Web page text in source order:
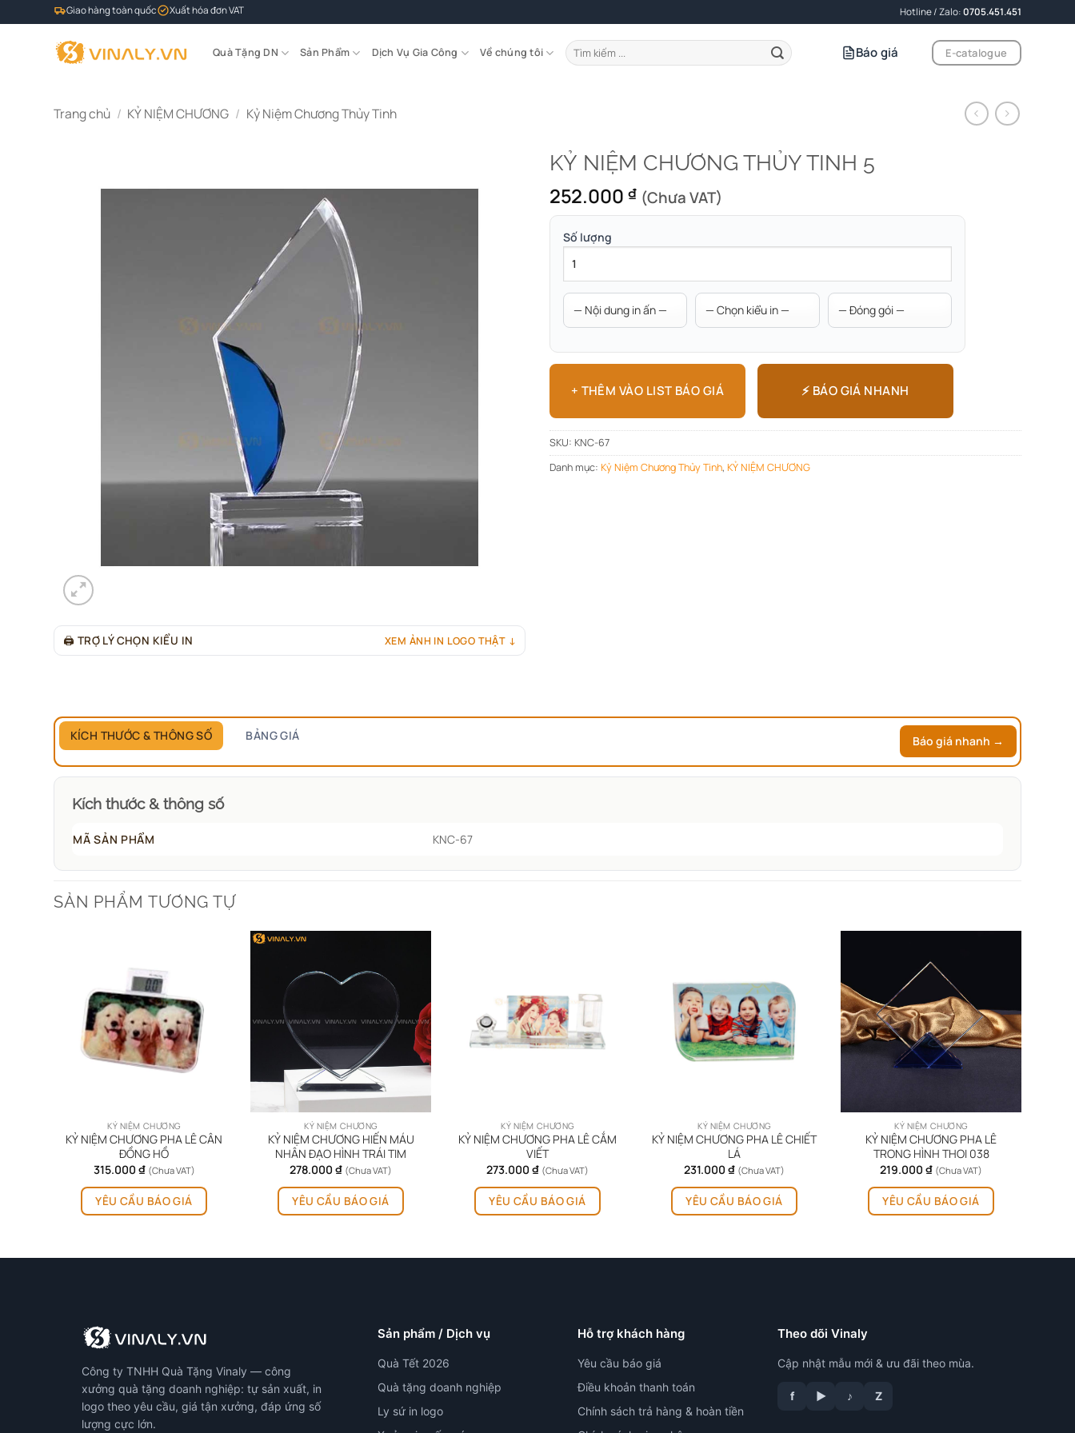
qua
Giao hàng toàn quốc Xuất hóa đơn VAT Hotline / Zalo:0705.451.451
Quà Tặng DN Sản Phẩm Dịch Vụ Gia Công Về chúng tôi
Tìm
kiếm:
Báo giá E-catalogue
Trang chủ / KỶ NIỆM CHƯƠNG / Kỷ Niệm Chương Thủy Tinh
🖨 TRỢ LÝ CHỌN KIỂU IN XEM ẢNH IN LOGO THẬT ↓
KỶ NIỆM CHƯƠNG THỦY TINH 5
252.000 ₫ (Chưa VAT)
Số lượng
+ THÊM VÀO LIST BÁO GIÁ ⚡ BÁO GIÁ NHANH
SKU: KNC-67
Danh mục: Kỷ Niệm Chương Thủy Tinh, KỶ NIỆM CHƯƠNG
KÍCH THƯỚC & THÔNG SỐ BẢNG GIÁ Báo giá nhanh →
Kích thước & thông số
MÃ SẢN PHẨM KNC-67
SẢN PHẨM TƯƠNG TỰ
KỶ NIỆM CHƯƠNG
KỶ NIỆM CHƯƠNG PHA LÊ CÂN
ĐỒNG HỒ
315.000 ₫ (Chưa VAT)
YÊU CẦU BÁO GIÁ
KỶ NIỆM CHƯƠNG
KỶ NIỆM CHƯƠNG HIẾN MÁU
NHÂN ĐẠO HÌNH TRÁI TIM
278.000 ₫ (Chưa VAT)
YÊU CẦU BÁO GIÁ
KỶ NIỆM CHƯƠNG
KỶ NIỆM CHƯƠNG PHA LÊ CẮM
VIẾT
273.000 ₫ (Chưa VAT)
YÊU CẦU BÁO GIÁ
KỶ NIỆM CHƯƠNG
KỶ NIỆM CHƯƠNG PHA LÊ CHIẾT
LÁ
231.000 ₫ (Chưa VAT)
YÊU CẦU BÁO GIÁ
KỶ NIỆM CHƯƠNG
KỶ NIỆM CHƯƠNG PHA LÊ
TRONG HÌNH THOI 038
219.000 ₫ (Chưa VAT)
YÊU CẦU BÁO GIÁ
Công ty TNHH Quà Tặng Vinaly — công
xưởng quà tặng doanh nghiệp: tự sản xuất, in
logo theo yêu cầu, giá tận xưởng, đáp ứng số
lượng cực lớn.
Sản phẩm / Dịch vụ
Quà Tết 2026
Quà tặng doanh nghiệp
Ly sứ in logo
Hỗ trợ khách hàng
Yêu cầu báo giá
Điều khoản thanh toán
Chính sách trả hàng & hoàn tiền
Theo dõi Vinaly
Cập nhật mẫu mới & ưu đãi theo mùa.
f ▶ ♪ Z